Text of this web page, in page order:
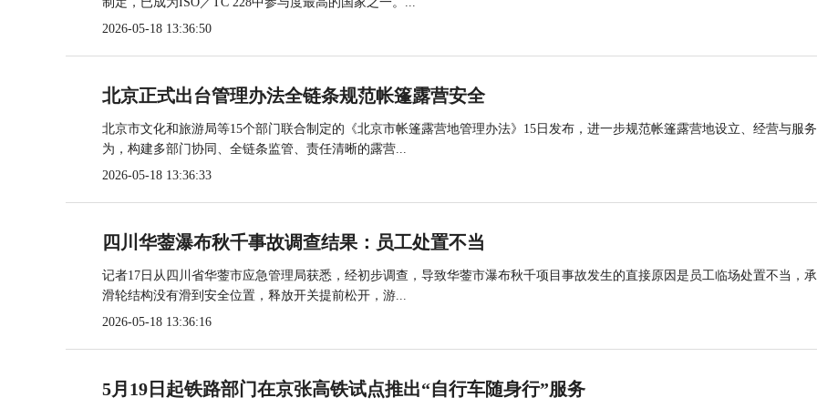
2026-05-18 13:36:50
北京正式出台管理办法全链条规范帐篷露营安全
北京市文化和旅游局等15个部门联合制定的《北京市帐篷露营地管理办法》15日发布，进一步规范帐篷露营地设立、经营与服
为，构建多部门协同、全链条监管、责任清晰的露营...
2026-05-18 13:36:33
四川华蓥瀑布秋千事故调查结果：员工处置不当
记者17日从四川省华蓥市应急管理局获悉，经初步调查，导致华蓥市瀑布秋千项目事故发生的直接原因是员工临场处置不当，
滑轮结构没有滑到安全位置，释放开关提前松开，游...
2026-05-18 13:36:16
5月19日起铁路部门在京张高铁试点推出“自行车随身行”服务